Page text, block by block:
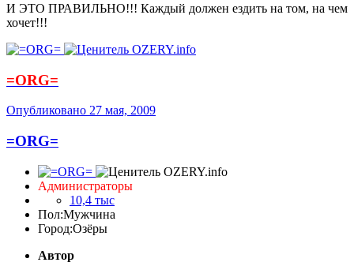
И ЭТО ПРАВИЛЬНО!!! Каждый должен ездить на том, на чем
хочет!!!
=ORG=
Опубликовано 27 мая, 2009
=ORG=
Администраторы
10,4 тыс
Пол:Мужчина
Город:Озёры
Автор